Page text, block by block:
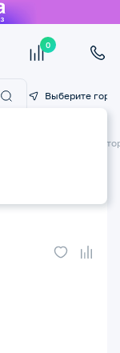
0
Выберите город
Товары для